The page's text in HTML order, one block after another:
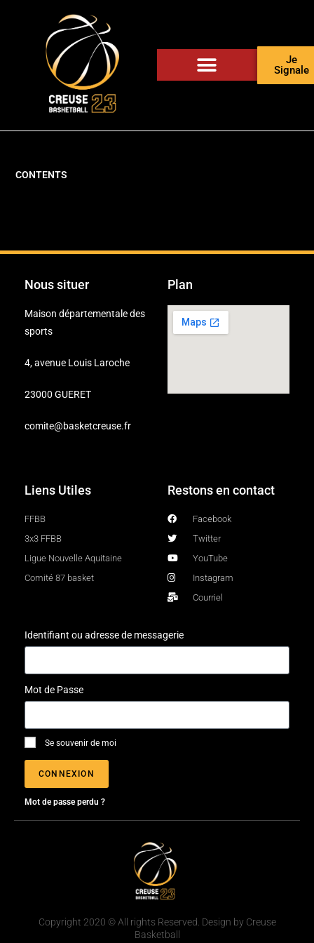
Je
Signale
CONTENTS
Nous situer
Maison départementale des
sports
4, avenue Louis Laroche
23000 GUERET
comite@basketcreuse.fr
Plan
Liens Utiles
FFBB
3x3 FFBB
Ligue Nouvelle Aquitaine
Comité 87 basket
Restons en contact
Facebook
Twitter
YouTube
Instagram
Courriel
Identifiant ou adresse de messagerie
Mot de Passe
Se souvenir de moi
CONNEXION
Mot de passe perdu ?
Copyright 2020 © All rights Reserved. Design by Creuse
Basketball